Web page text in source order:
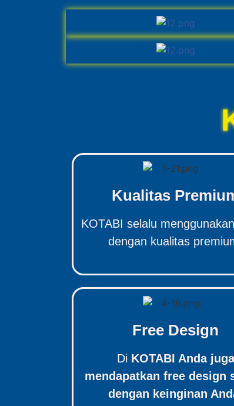
Kualitas
KOTABI selalu
dengan kualitas
Free Design
Di KOTABI Anda juga
mendapatkan free design
dengan keinginan